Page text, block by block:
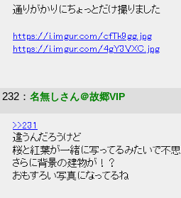
通りがかりにちょっとだけ撮りました
https://i.imgur.com/cfTk9gg.jpg
https://i.imgur.com/4gY3VXC.jpg
232 ： 名無しさん＠故郷VIP
>>231
違うんだろうけど
桜と紅葉が一緒に写ってるみたいで不
さらに背景の建物が！？
おもすろい写真になってるね